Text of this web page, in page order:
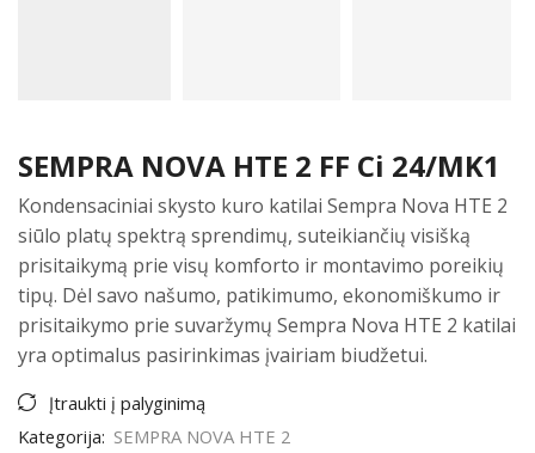
SEMPRA NOVA HTE 2 FF Ci 24/MK1
Kondensaciniai skysto kuro katilai Sempra Nova HTE 2
siūlo platų spektrą sprendimų, suteikiančių visišką
prisitaikymą prie visų komforto ir montavimo poreikių
tipų. Dėl savo našumo, patikimumo, ekonomiškumo ir
prisitaikymo prie suvaržymų Sempra Nova HTE 2 katilai
yra optimalus pasirinkimas įvairiam biudžetui.
Įtraukti į palyginimą
Kategorija: SEMPRA NOVA HTE 2